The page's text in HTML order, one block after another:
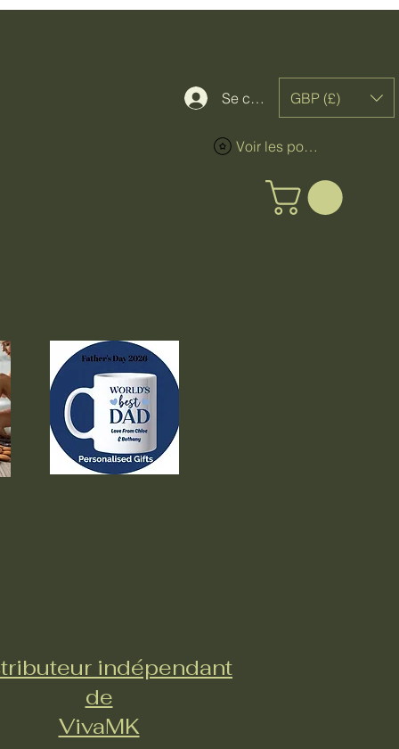
Se connecterGBP (£)
Voir les points
indépendant
de
VivaMK